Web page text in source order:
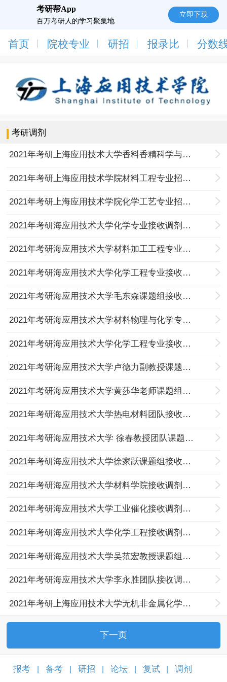
考研帮App
百万考研人的学习聚集地
立即下载
首页 院校专业 研招 报录比 分数
考研调剂
2021年考研上海应用技术大学香料香精科学与技术团队接收学硕、专硕调剂的通知
2021年考研上海应用技术学院材料工程专业招收调剂研究生的通知
2021年考研上海应用技术学院化学工艺专业招收是调剂研究生的通知
2021年考研海应用技术大学化学专业接收调剂研究生的通知
2021年考研海应用技术大学材料加工工程专业接收调剂研究生的通知
2021年考研海应用技术大学化学工程专业接收调剂研究生的通知
2021年考研海应用技术大学毛东森课题组接收调剂研究生的通知
2021年考研海应用技术大学材料物理与化学专业接收调剂研究生的通知
2021年考研海应用技术大学化学工程专业接收调剂研究生的通知
2021年考研海应用技术大学卢德力副教授课题组接收调剂研究生的通知
2021年考研海应用技术大学黄莎华老师课题组接收调剂研究生的通知
2021年考研海应用技术大学热电材料团队接收调剂研究生的通知
2021年考研海应用技术大学 徐春教授团队课题组接收调剂研究生的通知
2021年考研海应用技术大学徐家跃课题组接收调剂的通知
2021年考研海应用技术大学材料学院接收调剂的通知
2021年考研海应用技术大学工业催化接收调剂的通知
2021年考研海应用技术大学化学工程接收调剂的通知
2021年考研海应用技术大学吴范宏教授课题组接收调剂研究生的通知
2021年考研海应用技术大学李永胜团队接收调剂的通知
2021年考研上海应用技术大学无机非金属化学材料接收调剂的通知
下一页
报考 备考 研招 论坛 复试 调剂